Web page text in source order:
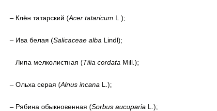
– Клён татарский (Acer tataricum L.);
– Ива белая (Salicaceae alba Lindl);
– Липа мелколистная (Tilia cordata Mill.);
– Ольха серая (Alnus incana L.);
– Рябина обыкновенная (Sorbus aucuparia L.);